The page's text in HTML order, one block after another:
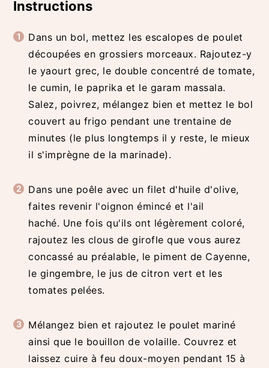
Instructions
Dans un bol, mettez les escalopes de poulet
découpées en grossiers morceaux. Rajoutez-y
le yaourt grec, le double concentré de tomate,
le cumin, le paprika et le garam massala.
Salez, poivrez, mélangez bien et mettez le bol
couvert au frigo pendant une trentaine de
minutes (le plus longtemps il y reste, le mieux
il s'imprègne de la marinade).
Dans une poêle avec un filet d'huile d'olive,
faites revenir l'oignon émincé et l'ail
haché. Une fois qu'ils ont légèrement coloré,
rajoutez les clous de girofle que vous aurez
concassé au préalable, le piment de Cayenne,
le gingembre, le jus de citron vert et les
tomates pelées.
Mélangez bien et rajoutez le poulet mariné
ainsi que le bouillon de volaille. Couvrez et
laissez cuire à feu doux-moyen pendant 15 à